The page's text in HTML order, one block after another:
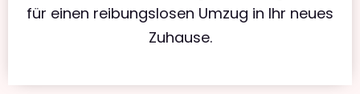
für einen reibungslosen Umzug in Ihr neues
Zuhause.